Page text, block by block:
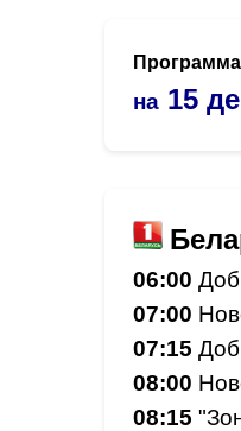
на 15
06:00
07:00
07:15
08:00
08:15